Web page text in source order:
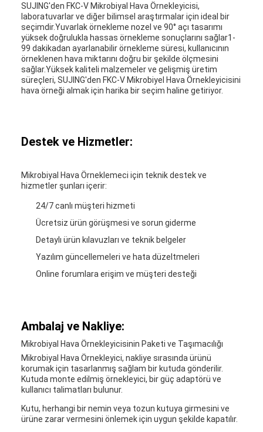
SUJING'den FKC-V Mikrobiyal Hava Örnekleyicisi,
laboratuvarlar ve diğer bilimsel araştırmalar için ideal bir
seçimdir.Yuvarlak örnekleme nozel ve 90° açı tasarımı
yüksek doğrulukla hassas örnekleme sonuçlarını sağlar1-
99 dakikadan ayarlanabilir örnekleme süresi, kullanıcının
örneklenen hava miktarını doğru bir şekilde ölçmesini
sağlar.Yüksek kaliteli malzemeler ve gelişmiş üretim
süreçleri, SUJING'den FKC-V Mikrobiyel Hava Örnekleyicisini
hava örneği almak için harika bir seçim haline getiriyor.
Destek ve Hizmetler:
Mikrobiyal Hava Örneklemeci için teknik destek ve
hizmetler şunları içerir:
24/7 canlı müşteri hizmeti
Ücretsiz ürün görüşmesi ve sorun giderme
Detaylı ürün kılavuzları ve teknik belgeler
Yazılım güncellemeleri ve hata düzeltmeleri
Online forumlara erişim ve müşteri desteği
Ambalaj ve Nakliye:
Mikrobiyal Hava Örnekleyicisinin Paketi ve Taşımacılığı
Mikrobiyal Hava Örnekleyici, nakliye sırasında ürünü
korumak için tasarlanmış sağlam bir kutuda gönderilir.
Kutuda monte edilmiş örnekleyici, bir güç adaptörü ve
kullanıcı talimatları bulunur.
Kutu, herhangi bir nemin veya tozun kutuya girmesini ve
ürüne zarar vermesini önlemek için uygun şekilde kapatılır.